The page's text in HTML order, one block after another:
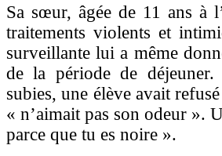
Sa sœur, âgée de 11 ans à
traitements violents et
surveillante lui a même
de la période de
subies, une élève avait
« n’aimait pas son odeur ».
parce que tu es noire ».